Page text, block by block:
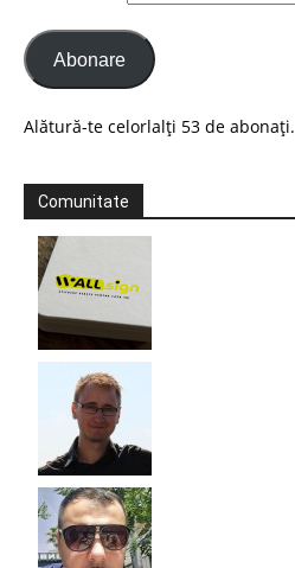
Abonare
Alătură-te celorlalți 53 de abonați.
Comunitate